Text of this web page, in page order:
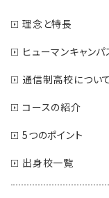
理念と特長
ヒューマンキャン
通信制高校について
コースの紹介
5つのポイント
出身校一覧